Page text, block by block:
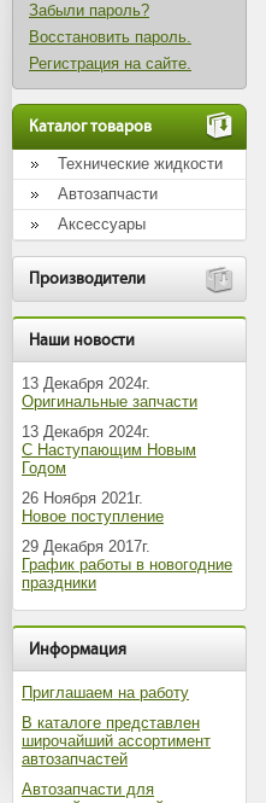
Забыли пароль?
Восстановить пароль.
Регистрация на сайте.
Каталог товаров
Технические жидкости
Автозапчасти
Аксессуары
Производители
Наши новости
13 Декабря 2024г.
Оригинальные запчасти
13 Декабря 2024г.
С Наступающим Новым
Годом
26 Ноября 2021г.
Новое поступление
29 Декабря 2017г.
График работы в новогодние
праздники
Информация
Приглашаем на работу
В каталоге представлен
широчайший ассортимент
автозапчастей
Автозапчасти для